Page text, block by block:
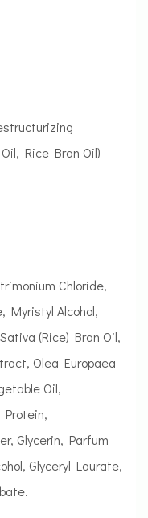
Rice Bran Oil)
Chloride,
Myristyl Alcohol,
(Rice) Bran Oil,
Olea Europaea
Oil,
Protein,
Glycerin, Parfum
Glyceryl Laurate,